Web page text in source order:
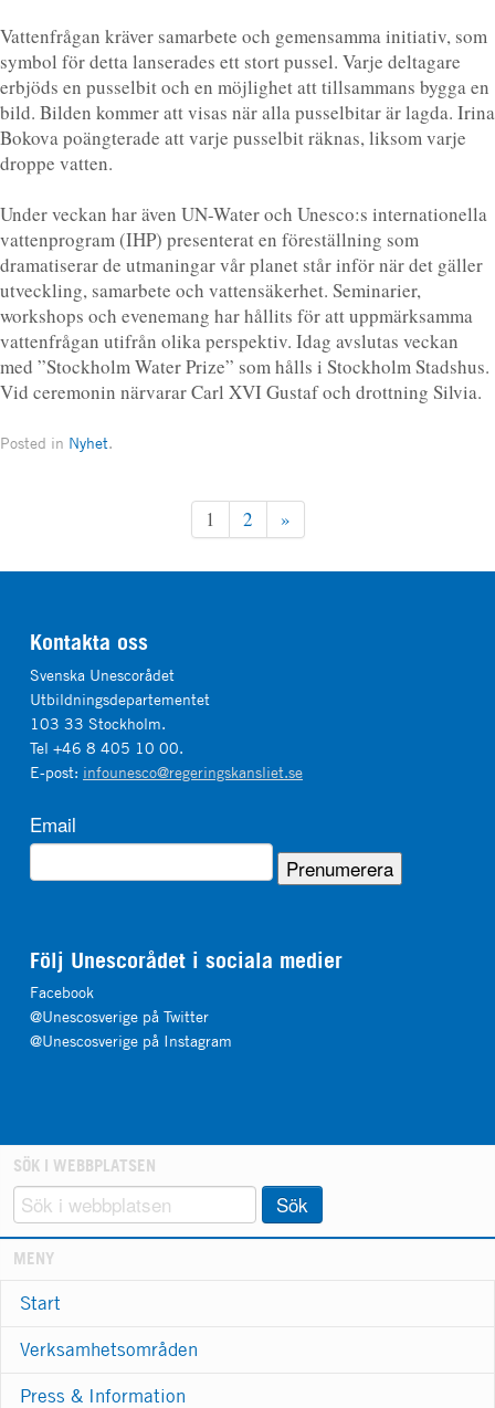
Vattenfrågan kräver samarbete och gemensamma initiativ, som
symbol för detta lanserades ett stort pussel. Varje deltagare
erbjöds en pusselbit och en möjlighet att tillsammans bygga en
bild. Bilden kommer att visas när alla pusselbitar är lagda. Irina
Bokova poängterade att varje pusselbit räknas, liksom varje
droppe vatten.
Under veckan har även UN-Water och Unesco:s internationella
vattenprogram (IHP) presenterat en föreställning som
dramatiserar de utmaningar vår planet står inför när det gäller
utveckling, samarbete och vattensäkerhet. Seminarier,
workshops och evenemang har hållits för att uppmärksamma
vattenfrågan utifrån olika perspektiv. Idag avslutas veckan
med ”Stockholm Water Prize” som hålls i Stockholm Stadshus.
Vid ceremonin närvarar Carl XVI Gustaf och drottning Silvia.
Posted in Nyhet.
1 2 »
Kontakta oss
Svenska Unescorådet
Utbildningsdepartementet
103 33 Stockholm.
Tel +46 8 405 10 00.
E-post: infounesco@regeringskansliet.se
Email
Följ Unescorådet i sociala medier
Facebook
@Unescosverige på Twitter
@Unescosverige på Instagram
SÖK I WEBBPLATSEN
Sök
MENY
Start
Verksamhetsområden
Press & Information